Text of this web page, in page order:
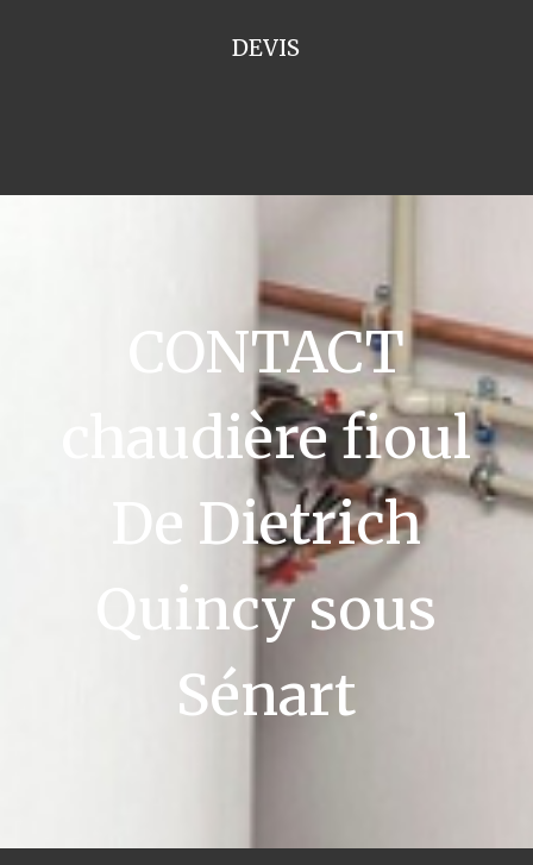
DEVIS
CONTACT
chaudière fioul
De Dietrich
Quincy sous
Sénart